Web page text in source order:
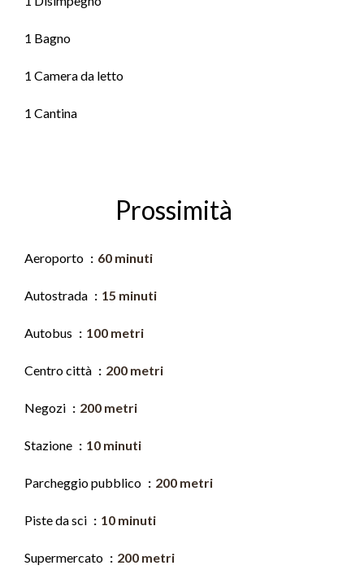
1 Bagno
1 Camera da letto
1 Cantina
Prossimità
Aeroporto 60 minuti
Autostrada 15 minuti
Autobus 100 metri
Centro città 200 metri
Negozi 200 metri
Stazione 10 minuti
Parcheggio pubblico 200 metri
Piste da sci 10 minuti
Supermercato 200 metri